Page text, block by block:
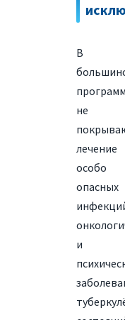
В
не
лечение
особо
опасных
и